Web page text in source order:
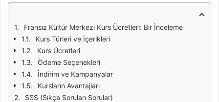
Fransız Kültür Merkezi Kurs Ücretleri: Bir İnceleme
Kurs Türleri ve İçerikleri
Kurs Ücretleri
Ödeme Seçenekleri
İndirim ve Kampanyalar
Kursların Avantajları
SSS (Sıkça Sorulan Sorular)